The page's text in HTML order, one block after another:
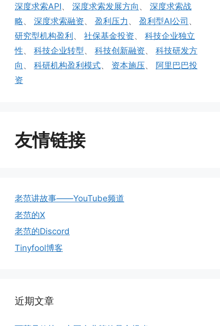
深度求索API、 深度求索发展方向 、 深度求索战
略、 深度求索融资、 盈利压力 、 盈利型AI公司 、
研究型机构盈利 、 社保基金投资、 科技企业独立
性、 科技企业转型、 科技创新融资、 科技研发方
向 、 科研机构盈利模式、 资本施压、 阿里巴巴投
资
友情链接
老范讲故事——YouTube频道
老范的X
老范的Discord
Tinyfool博客
近期文章